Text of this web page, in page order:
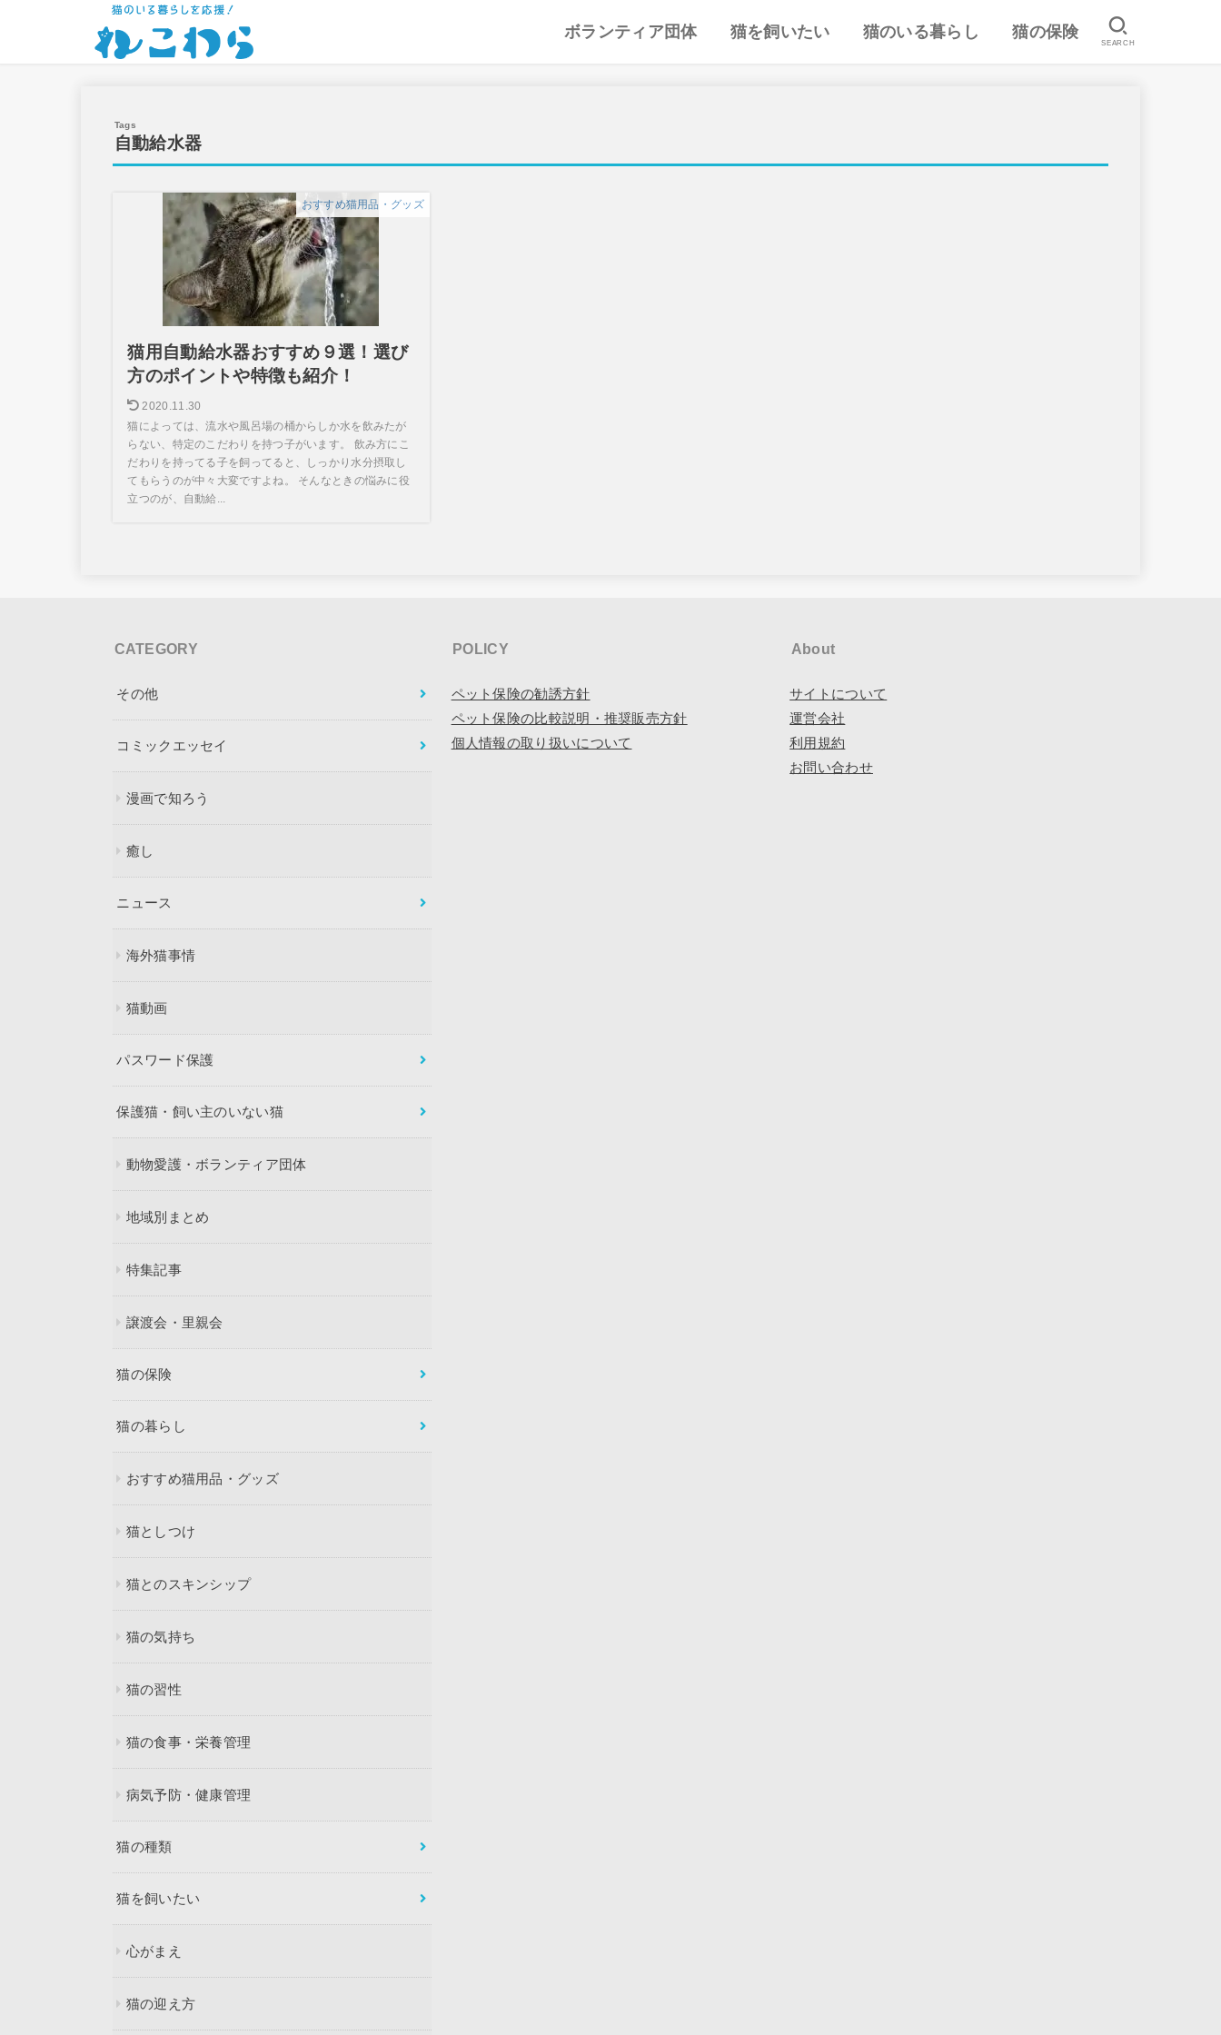
ボランティア団体 猫を飼いたい 猫のいる暮らし 猫の保険
SEARCH
自動給水器
おすすめ猫用品・グッズ
猫用自動給水器おすすめ９選！選び
方のポイントや特徴も紹介！
2020.11.30
猫によっては、流水や風呂場の桶からしか水を飲みたが
らない、特定のこだわりを持つ子がいます。 飲み方にこ
だわりを持ってる子を飼ってると、しっかり水分摂取し
てもらうのが中々大変ですよね。 そんなときの悩みに役
立つのが、自動給...
CATEGORY
その他
コミックエッセイ
漫画で知ろう
癒し
ニュース
海外猫事情
猫動画
パスワード保護
保護猫・飼い主のいない猫
動物愛護・ボランティア団体
地域別まとめ
特集記事
譲渡会・里親会
猫の保険
猫の暮らし
おすすめ猫用品・グッズ
猫としつけ
猫とのスキンシップ
猫の気持ち
猫の習性
猫の食事・栄養管理
病気予防・健康管理
猫の種類
猫を飼いたい
心がまえ
猫の迎え方
POLICY
ペット保険の勧誘方針
ペット保険の比較説明・推奨販売方針
個人情報の取り扱いについて
About
サイトについて
運営会社
利用規約
お問い合わせ